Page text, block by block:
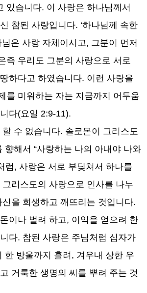
있습니다. 이 사랑은 하나님께서
참된 사랑입니다. ‘하나님께 속한
은 사랑 자체이시고, 그분이 먼저
즉 우리도 그분의 사랑으로 서로
하다고 하였습니다. 이런 사랑을
를 미워하는 자는 지금까지 어두움
다(요일 2:9-11).
수 없습니다. 솔로몬이 그리스도
향해서 “사랑하는 나의 아내야 나와
럼, 사랑은 서로 부딪쳐서 하나를
그리스도의 사랑으로 인사를 나누
을 희생하고 깨뜨리는 것입니다.
이나 벌려 하고, 이익을 얻으려 한
다. 참된 사랑은 주님처럼 십자가
한 방울까지 흘려 , 겨우내 상한 우
거룩한 생명의 씨를 뿌려 주는 것